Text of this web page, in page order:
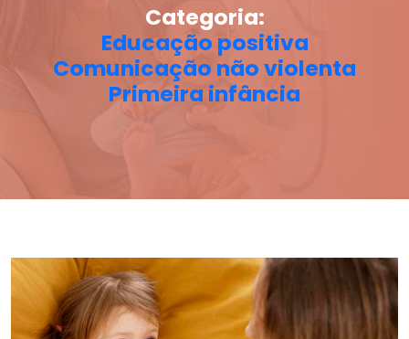
Categoria:
Educação positiva
Comunicação não violenta
Primeira infância